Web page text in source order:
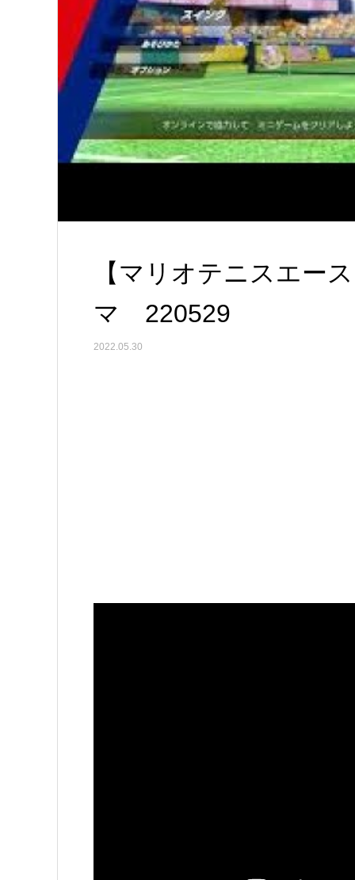
【マリオテニスエー
マ 220529
2022.05.30